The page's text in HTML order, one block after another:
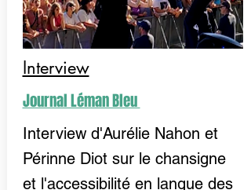
Interview
Journal Léman Bleu
Interview d'Aurélie Nahon et
Périnne Diot sur le chansigne
et l'accessibilité en langue des